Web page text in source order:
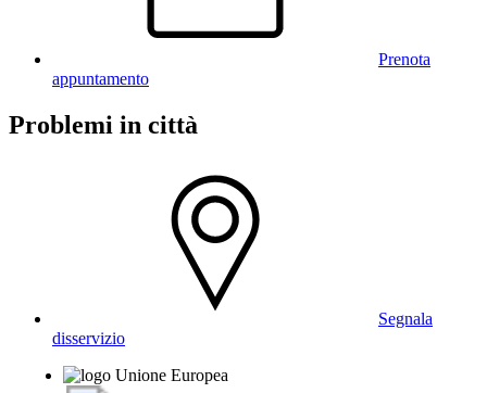
Prenota
appuntamento
Problemi in città
Segnala
disservizio